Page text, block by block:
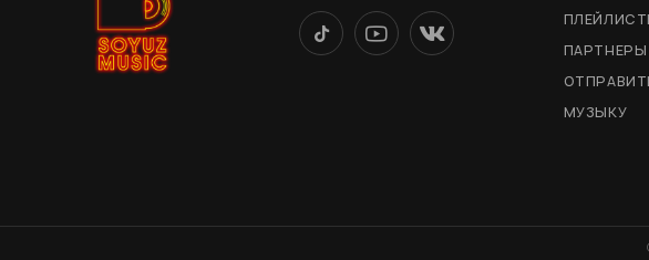
ПАРТНЕРЫ
МУЗЫКУ